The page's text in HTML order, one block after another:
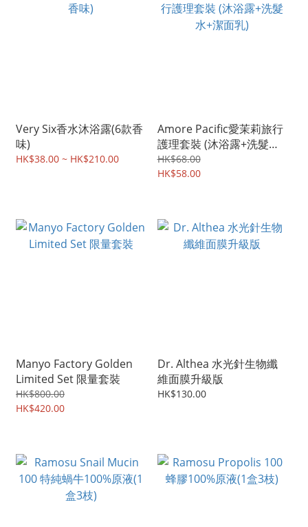
Very Six香水沐浴露(6款香
味)
HK$38.00 ~ HK$210.00
Amore Pacific愛茉莉旅行
護理套裝 (沐浴露+洗髮水
+潔面乳)
HK$68.00
HK$58.00
Manyo Factory Golden
Limited Set 限量套裝
HK$800.00
HK$420.00
Dr. Althea 水光針生物纖
維面膜升級版
HK$130.00